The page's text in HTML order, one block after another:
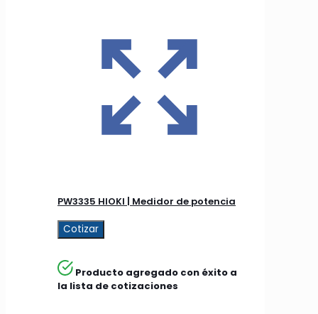
PW3335 HIOKI | Medidor de potencia
Cotizar
Producto agregado con éxito a
la lista de cotizaciones